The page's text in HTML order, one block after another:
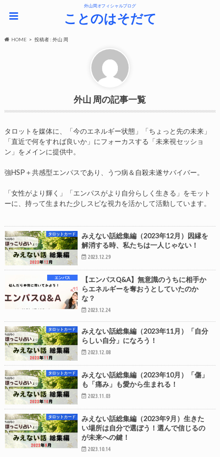
外山周オフィシャルブログ
ことのはそだて
HOME 投稿者 : 外山 周
外山 周
タロットを媒体に、「今のエネルギー状態」「ちょっと先の未来」
「直近で何をすれば良いか」にフォーカスする「未来視セッショ
ン」をメインに提供中。
強HSP＋共感型エンパスであり、うつ病＆自殺未遂サバイバー。
「女性がより輝く」「エンパスがより自分らしく生きる」をモット
ーに、持って生まれた少しスピな視力を活かして活動しています。
タロットカード
みえない話総集編（2023年12月）因縁を
解消する時、私たちは一人じゃない！
2023.12.29
エンパス
【エンパスQ&A】無意識のうちに相手か
らエネルギーを奪おうとしていたのか
な？
2023.12.24
タロットカード
みえない話総集編（2023年11月）「自分
らしい自分」になろう！
2023.12.08
タロットカード
みえない話総集編（2023年10月）「傷」
も「痛み」も愛から生まれる！
2023.11.03
タロットカード
みえない話総集編（2023年9月）生きた
い場所は自分で選ぼう！選んで信じるの
が未来への鍵！
2023.10.14